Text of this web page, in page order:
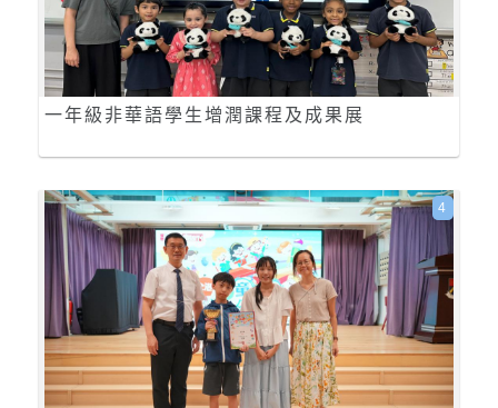
一年級非華語學生增潤課程及成果展
4